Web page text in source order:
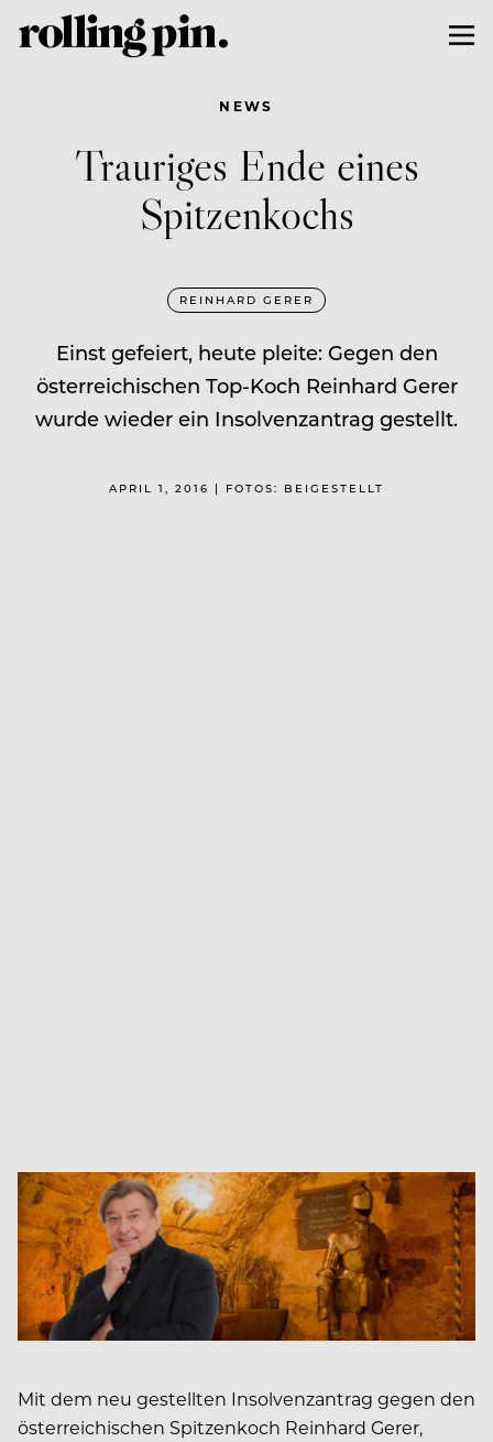
NEWS
Trauriges Ende eines
Spitzenkochs
REINHARD GERER
Einst gefeiert, heute pleite: Gegen den
österreichischen Top-Koch Reinhard Gerer
wurde wieder ein Insolvenzantrag gestellt.
APRIL 1, 2016 | FOTOS: BEIGESTELLT
Mit dem neu gestellten Insolvenzantrag gegen den
österreichischen Spitzenkoch Reinhard Gerer,